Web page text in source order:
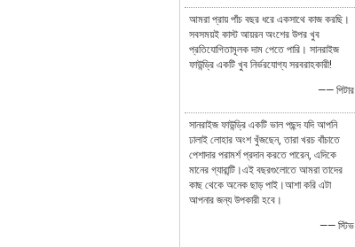
আমরা প্রায় পাঁচ বছর ধরে একসাথে কাজ করছি।
সবসময়ই কাস্ট আয়রন অংশের উপর খুব
প্রতিযোগিতামূলক দাম পেতে পারি। সানরাইজ
ফাউন্ড্রি একটি খুব নির্ভরযোগ্য সরবরাহকারী!
—— পিটার
সানরাইজ ফাউন্ড্রি একটি ভাল পছন্দ যদি আপনি
ঢালাই লোহার অংশ খুঁজছেন, তারা খরচ বাঁচাতে
পেশাদার পরামর্শ প্রদান করতে পারেন, এদিকে
মানের গ্যারান্টি।এই বছরগুলোতে আমরা তাদের
কাছ থেকে অনেক ছাড় পাই।আশা করি এটা
আপনার জন্য উপকারী হবে।
—— স্টিভ